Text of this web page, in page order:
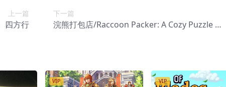
上一篇
四方行
下一篇
浣熊打包店/Raccoon Packer: A Cozy Puzzle Ga
VIP VIP